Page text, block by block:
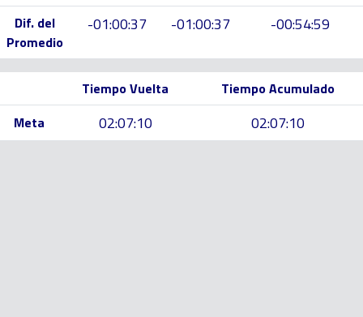
Dif. del
Promedio
-01:00:37 -01:00:37 -00:54:59
Tiempo Vuelta
Tiempo Acumulado
Meta
02:07:10 02:07:10